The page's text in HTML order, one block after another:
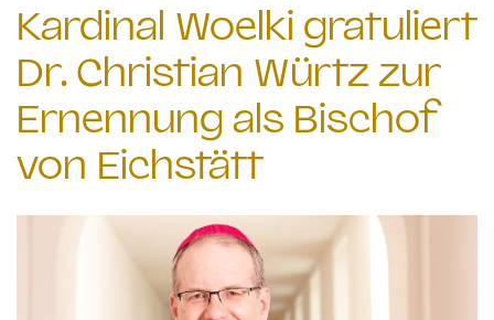
Kardinal Woelki gratuliert
Dr. Christian Würtz zur
Ernennung als Bischof
von Eichstätt